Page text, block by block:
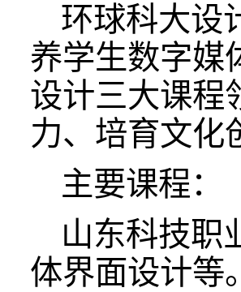
环球科大设
养学生数字媒
设计三大课程
力、培育文化
主要课程：
山东科技职
体界面设计等。